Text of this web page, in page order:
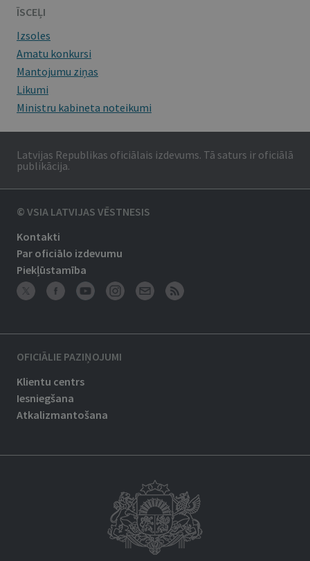
ĪSCEĻI
Izsoles
Amatu konkursi
Mantojumu ziņas
Likumi
Ministru kabineta noteikumi
Latvijas Republikas oficiālais izdevums. Tā saturs ir oficiālā
publikācija.
© VSIA LATVIJAS VĒSTNESIS
Kontakti
Par oficiālo izdevumu
Piekļūstamība
OFICIĀLIE PAZIŅOJUMI
Klientu centrs
Iesniegšana
Atkalizmantošana